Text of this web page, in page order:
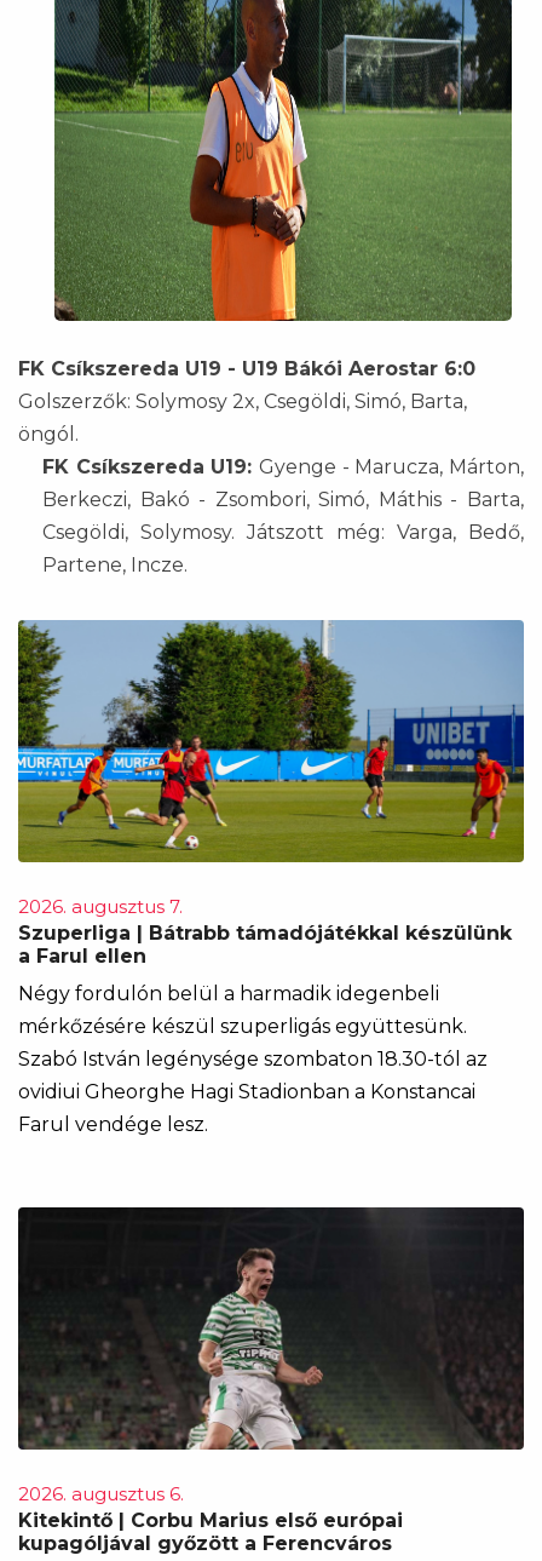
FK Csíkszereda U19 - U19 Bákói Aerostar 6:0
Golszerzők: Solymosy 2x, Csegöldi, Simó, Barta,
öngól.
FK Csíkszereda U19: Gyenge - Marucza, Márton,
Berkeczi, Bakó - Zsombori, Simó, Máthis - Barta,
Csegöldi, Solymosy. Játszott még: Varga, Bedő,
Partene, Incze.
2026. augusztus 7.
Szuperliga | Bátrabb támadójátékkal készülünk
a Farul ellen
Négy fordulón belül a harmadik idegenbeli
mérkőzésére készül szuperligás együttesünk.
Szabó István legénysége szombaton 18.30-tól az
ovidiui Gheorghe Hagi Stadionban a Konstancai
Farul vendége lesz.
2026. augusztus 6.
Kitekintő | Corbu Marius első európai
kupagóljával győzött a Ferencváros